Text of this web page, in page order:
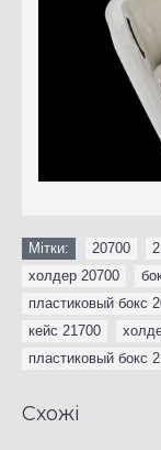
Мітки: 20700
холдер 20700
пластиковый бокс
кейс 21700
пластиковый бокс
Схожі